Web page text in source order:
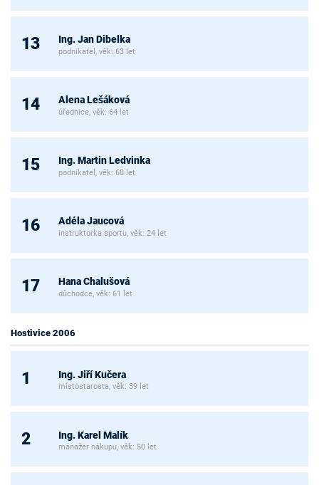
13 Ing. Jan Dibelka
podnikatel, věk: 63 let
14 Alena Lešáková
úřednice, věk: 64 let
15 Ing. Martin Ledvinka
podnikatel, věk: 68 let
16 Adéla Jaucová
instruktorka sportu, věk: 24 let
17 Hana Chalušová
důchodce, věk: 61 let
Hostivice 2006
1 Ing. Jiří Kučera
místostarosta, věk: 39 let
2 Ing. Karel Malík
manažer nákupu, věk: 50 let